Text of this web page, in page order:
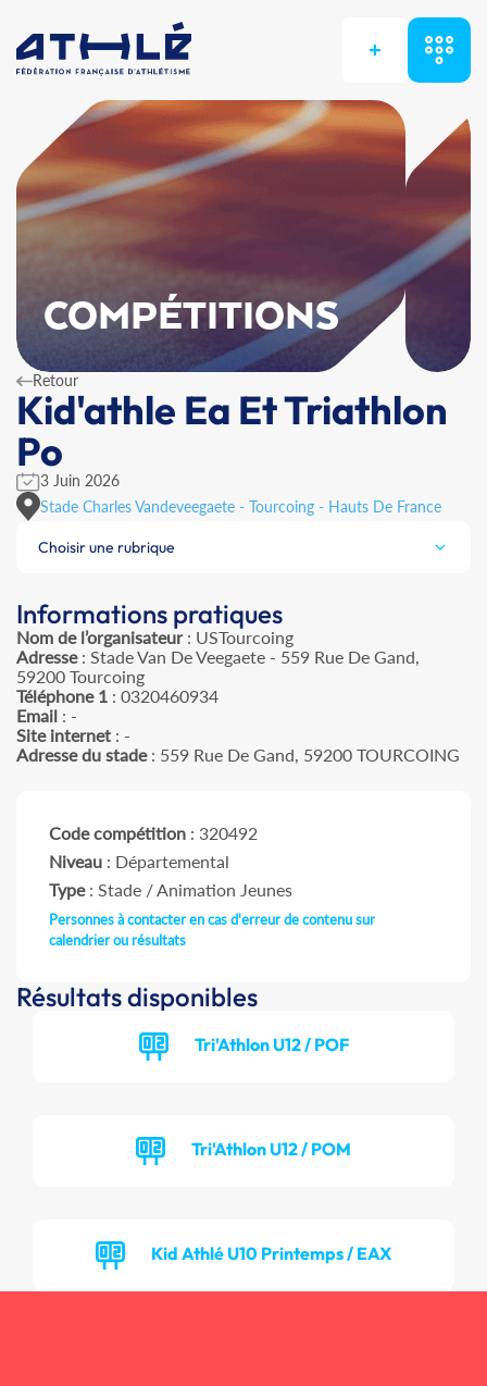
+
COMPÉTITIONS
Retour
Kid'athle Ea Et Triathlon
Po
3 Juin 2026
Stade Charles Vandeveegaete - Tourcoing - Hauts De France
Choisir une rubrique
Informations pratiques
Nom de l’organisateur: USTourcoing
Adresse: Stade Van De Veegaete - 559 Rue De Gand,
59200 Tourcoing
Téléphone 1 : 0320460934
Email : -
Site internet : -
Adresse du stade: 559 Rue De Gand, 59200 TOURCOING
Code compétition : 320492
Niveau : Départemental
Type: Stade / Animation Jeunes
Personnes à contacter en cas d'erreur de contenu sur
calendrier ou résultats
Résultats disponibles
Tri'Athlon U12 / POF
Tri'Athlon U12 / POM
Kid Athlé U10 Printemps / EAX